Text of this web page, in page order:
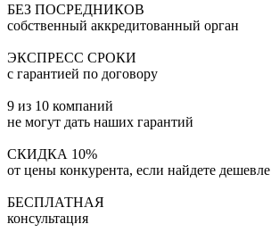
БЕЗ ПОСРЕДНИКОВ
собственный аккредитованный орган
ЭКСПРЕСС СРОКИ
с гарантией по договору
9 из 10 компаний
не могут дать наших гарантий
СКИДКА 10%
от цены конкурента, если найдете дешевле
БЕСПЛАТНАЯ
консультация